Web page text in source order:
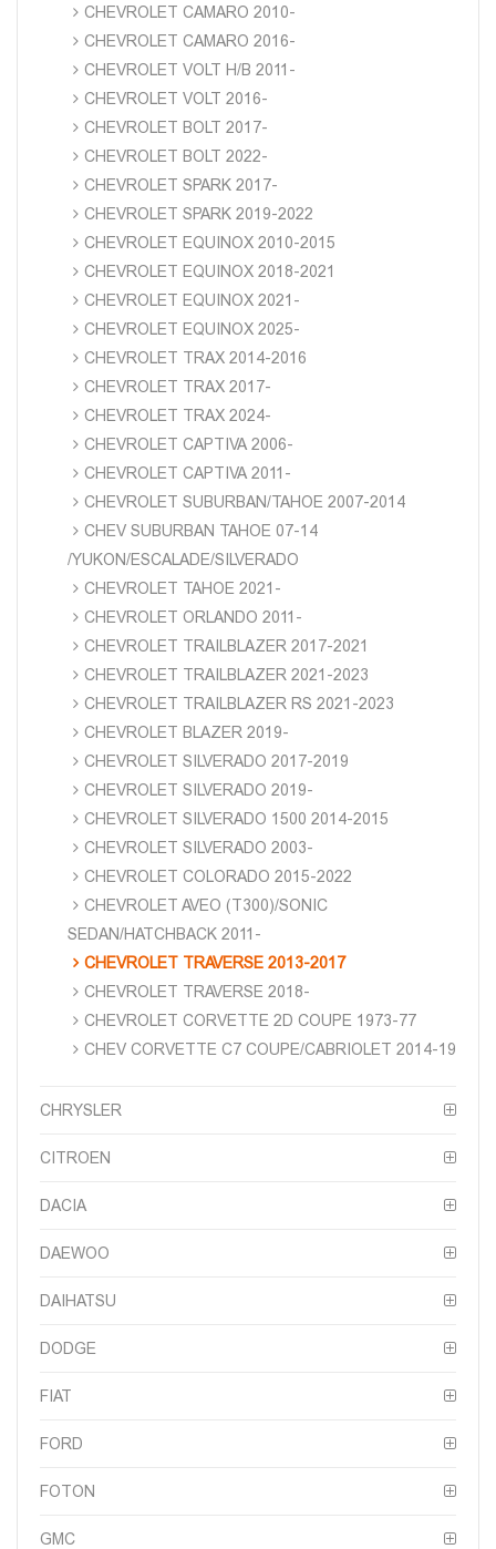
CHEVROLET CAMARO 2010-
CHEVROLET CAMARO 2016-
CHEVROLET VOLT H/B 2011-
CHEVROLET VOLT 2016-
CHEVROLET BOLT 2017-
CHEVROLET BOLT 2022-
CHEVROLET SPARK 2017-
CHEVROLET SPARK 2019-2022
CHEVROLET EQUINOX 2010-2015
CHEVROLET EQUINOX 2018-2021
CHEVROLET EQUINOX 2021-
CHEVROLET EQUINOX 2025-
CHEVROLET TRAX 2014-2016
CHEVROLET TRAX 2017-
CHEVROLET TRAX 2024-
CHEVROLET CAPTIVA 2006-
CHEVROLET CAPTIVA 2011-
CHEVROLET SUBURBAN/TAHOE 2007-2014
CHEV SUBURBAN TAHOE 07-14
/YUKON/ESCALADE/SILVERADO
CHEVROLET TAHOE 2021-
CHEVROLET ORLANDO 2011-
CHEVROLET TRAILBLAZER 2017-2021
CHEVROLET TRAILBLAZER 2021-2023
CHEVROLET TRAILBLAZER RS 2021-2023
CHEVROLET BLAZER 2019-
CHEVROLET SILVERADO 2017-2019
CHEVROLET SILVERADO 2019-
CHEVROLET SILVERADO 1500 2014-2015
CHEVROLET SILVERADO 2003-
CHEVROLET COLORADO 2015-2022
CHEVROLET AVEO (T300)/SONIC
SEDAN/HATCHBACK 2011-
CHEVROLET TRAVERSE 2013-2017
CHEVROLET TRAVERSE 2018-
CHEVROLET CORVETTE 2D COUPE 1973-77
CHEV CORVETTE C7 COUPE/CABRIOLET 2014-19
CHRYSLER
CITROEN
DACIA
DAEWOO
DAIHATSU
DODGE
FIAT
FORD
FOTON
GMC